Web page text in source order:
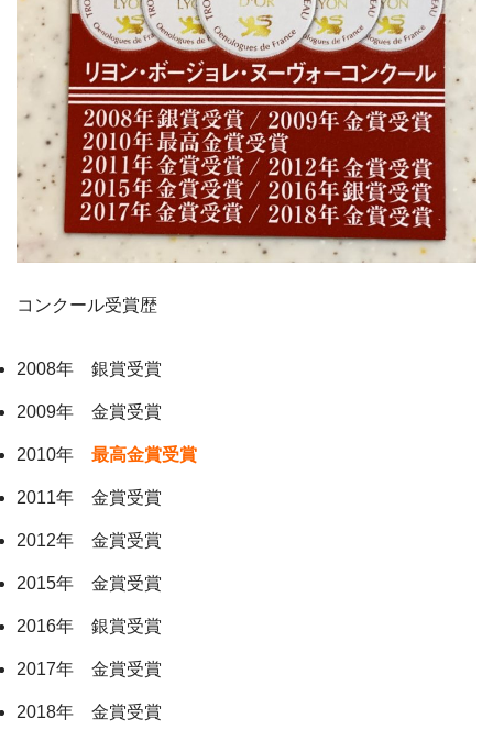
コンクール受賞歴
2008年 銀賞受賞
2009年 金賞受賞
2010年 最高金賞受賞
2011年 金賞受賞
2012年 金賞受賞
2015年 金賞受賞
2016年 銀賞受賞
2017年 金賞受賞
2018年 金賞受賞